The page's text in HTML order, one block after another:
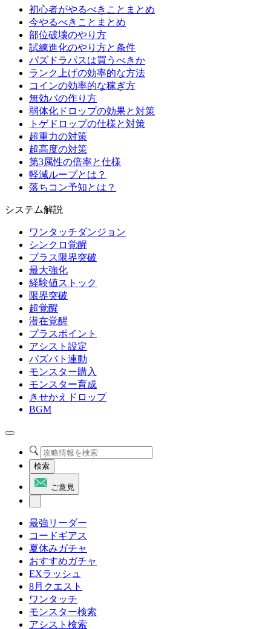
初心者がやるべきことまとめ
今やるべきことまとめ
部位破壊のやり方
試練進化のやり方と条件
パズドラパスは買うべきか
ランク上げの効率的な方法
コインの効率的な稼ぎ方
無効パの作り方
弱体化ドロップの効果と対策
トゲドロップの仕様と対策
超重力の対策
超高度の対策
第3属性の倍率と仕様
軽減ループとは？
落ちコン予知とは？
システム解説
ワンタッチダンジョン
シンクロ覚醒
プラス限界突破
最大強化
経験値ストック
限界突破
超覚醒
潜在覚醒
プラスポイント
アシスト設定
パズバト連動
モンスター購入
モンスター育成
きせかえドロップ
BGM
検索
ご意見
最強リーダー
コードギアス
夏休みガチャ
おすすめガチャ
EXラッシュ
8月クエスト
ワンタッチ
モンスター検索
アシスト検索